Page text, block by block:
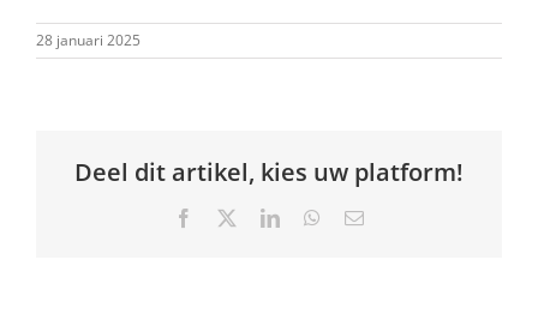
28 januari 2025
Deel dit artikel, kies uw platform!
Facebook LinkedInWhatsApp
E-